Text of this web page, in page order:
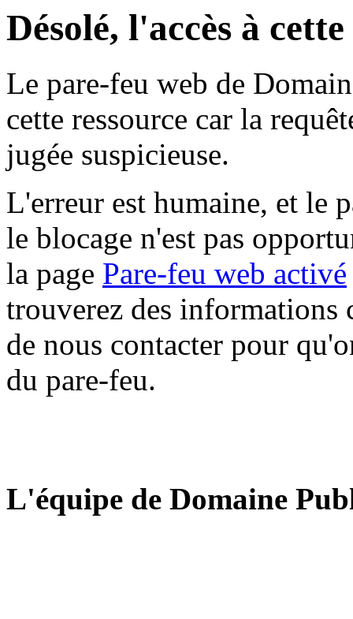
Désolé, l'accès à
Le pare-feu web de
cette ressource car la
jugée suspicieuse.
L'erreur est humaine, et le
le blocage n'est pas
la page Pare-feu web activé
trouverez des informations
de nous contacter pour
du pare-feu.
L'équipe de Domaine